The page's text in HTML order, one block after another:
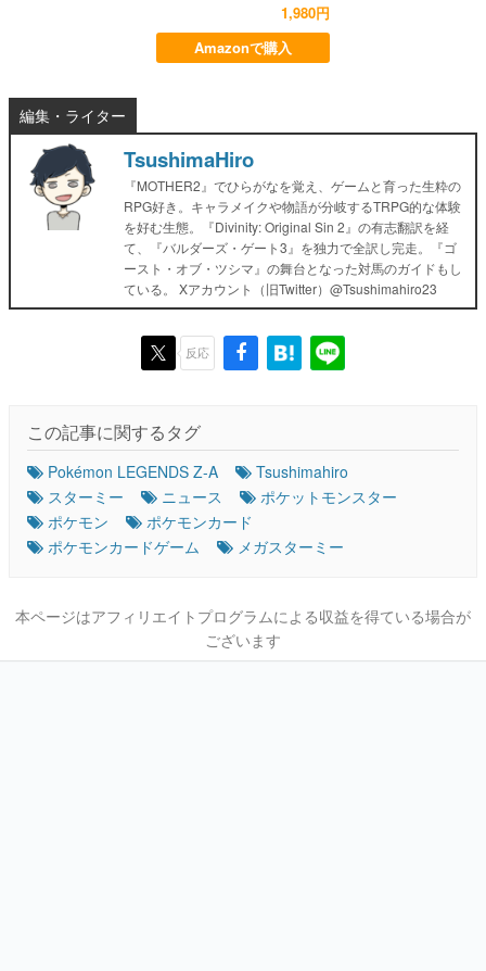
1,980円
Amazonで購入
編集・ライター
TsushimaHiro
『MOTHER2』でひらがなを覚え、ゲームと育った生粋の
RPG好き。キャラメイクや物語が分岐するTRPG的な体験
を好む生態。『Divinity: Original Sin 2』の有志翻訳を経
て、『バルダーズ・ゲート3』を独力で全訳し完走。『ゴ
ースト・オブ・ツシマ』の舞台となった対馬のガイドもし
ている。 Xアカウント（旧Twitter）@Tsushimahiro23
反応
この記事に関するタグ
Pokémon LEGENDS Z-A
Tsushimahiro
スターミー
ニュース
ポケットモンスター
ポケモン
ポケモンカード
ポケモンカードゲーム
メガスターミー
本ページはアフィリエイトプログラムによる収益を得ている場合が
ございます